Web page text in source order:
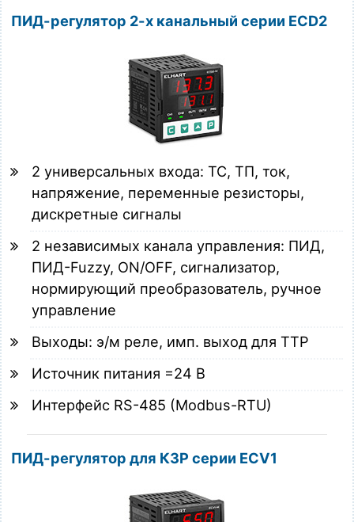
ПИД-регулятор 2-х канальный серии ECD2
2 универсальных входа: ТС, ТП, ток,
напряжение, переменные резисторы,
дискретные сигналы
2 независимых канала управления: ПИД,
ПИД-Fuzzy, ON/OFF, сигнализатор,
нормирующий преобразователь, ручное
управление
Выходы: э/м реле, имп. выход для ТТР
Источник питания =24 В
Интерфейс RS-485 (Modbus-RTU)
ПИД-регулятор для КЗР серии ECV1